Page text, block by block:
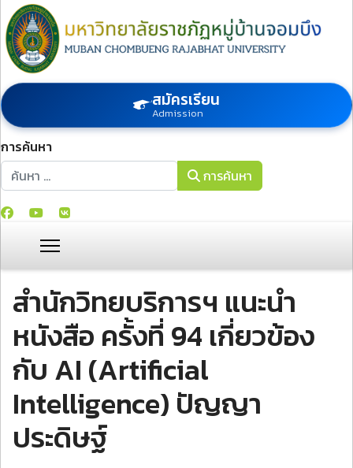
สมัครเรียน
Admission
การค้นหา
การค้นหา
การค้นหา
สำนักวิทยบริการฯ แนะนำ
หนังสือ ครั้งที่ 94 เกี่ยวข้อง
กับ AI (Artificial
Intelligence) ปัญญา
ประดิษฐ์